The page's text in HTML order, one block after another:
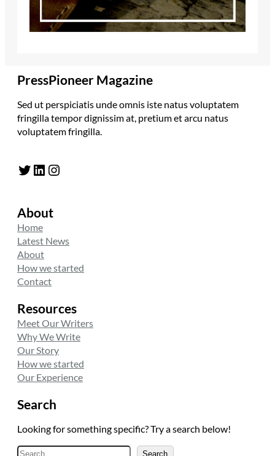
PressPioneer Magazine
Sed ut perspiciatis unde omnis iste natus voluptatem
fringilla tempor dignissim at, pretium et arcu natus
voluptatem fringilla.
Twitter LinkedIn Instagram
About
Home
Latest News
About
How we started
Contact
Resources
Meet Our Writers
Why We Write
Our Story
How we started
Our Experience
Search
Looking for something specific? Try a search below!
ASearch